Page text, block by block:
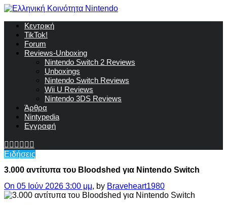
Κεντρική
TikTok!
Forum
Reviews-Unboxing
Nintendo Switch 2 Reviews
Unboxings
Nintendo Switch Reviews
Wii U Reviews
Nintendo 3DS Reviews
Άρθρα
Nintypedia
Εγγραφή
Ειδήσεις
3.000 αντίτυπα του Bloodshed για Nintendo Switch
On 05 Ιούν 2026 3:00 μμ, by Braveheart1980